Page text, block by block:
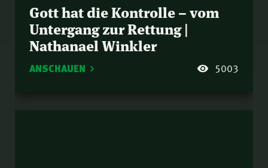
Gott hat die Kontrolle – vom
Untergang zur Rettung |
Nathanael Winkler
ANSCHAUEN 5003